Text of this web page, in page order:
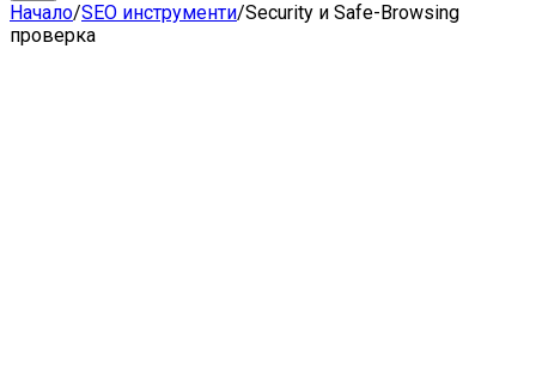
Начало/SEO инструменти/Security и Safe-Browsing
проверка